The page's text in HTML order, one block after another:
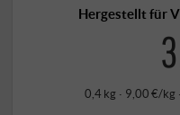
Hergestellt für
0,4 kg · 9,00 €/kg ·